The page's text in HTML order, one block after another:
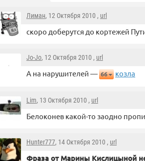
Лиман, 12 Октября 2010 , url
скоро доберутся до кортежей
Jo-Jo, 12 Октября 2010 , url
А на нарушителей — 66 козла
Lim, 13 Октября 2010 , url
Белоконев какой-то заодно
Hunter777, 14 Октября 2010 , url
Фраза от Марины Кислицыной